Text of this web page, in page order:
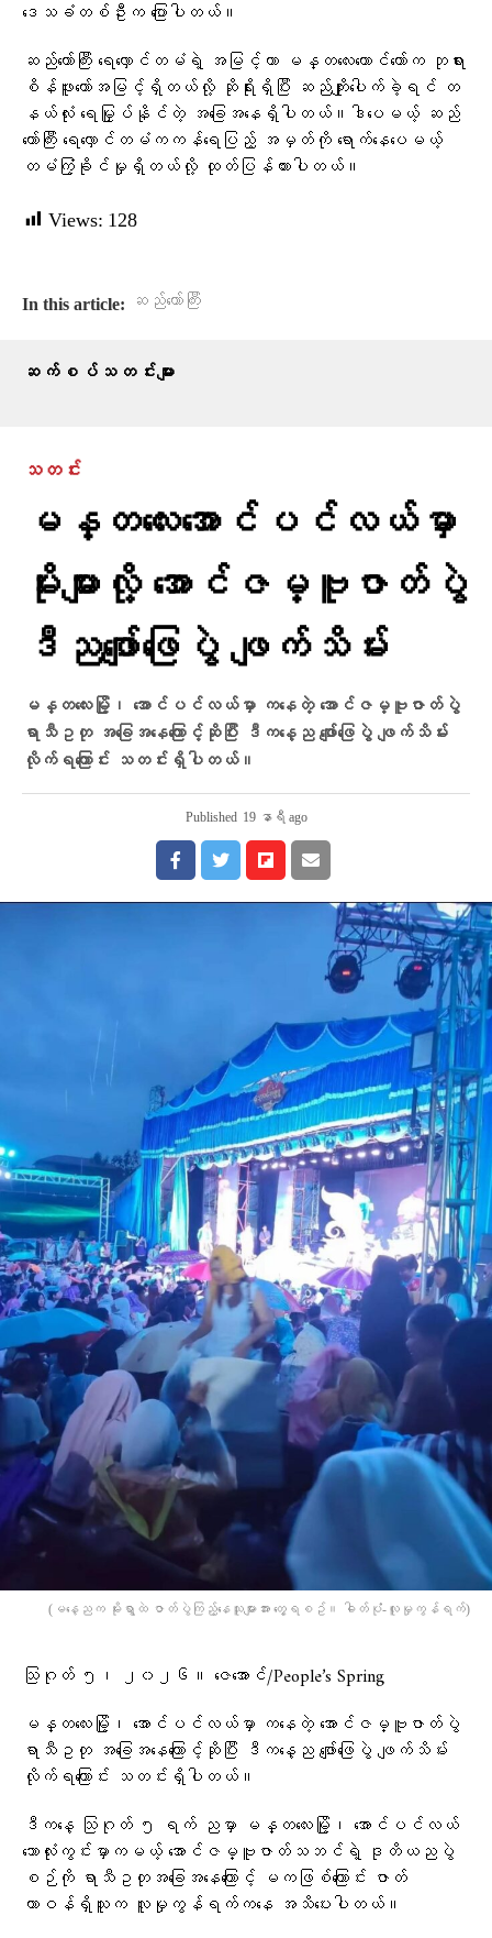
ဒေသခံတစ်ဦးက ပြောပါတယ်။
ဆည်တော်ကြီး ရေလှောင်တမံရဲ့ အမြင့်ဟာ မန္တလေးတောင်တော်က ဘုရား
စိန်ဖူးတော်အမြင့်ရှိတယ်လို့ ဆိုရိုးရှိပြီး ဆည်ကျိုးပေါက်ခဲ့ရင် တ
နယ်လုံး ရေမြှုပ်နိုင်တဲ့ အခြေအနေရှိပါတယ်။ဒါပေမယ့် ဆည်
တော်ကြီး ရေလှောင်တမံကကန်ရေပြည့် အမှတ်ကို ရောက်နေပေမယ့်
တမံကြံ့ခိုင်မှုရှိတယ်လို့ ထုတ်ပြန်ထားပါတယ်။
Views: 128
In this article: ဆည်တော်ကြီး
ဆက်စပ်သတင်းများ
သတင်း
မန္တလေးအောင်ပင်လယ်မှာ
မိုးများလို့ အောင်ဇမ္ဗူဇာတ်ပွဲ
ဒီညဖျော်ဖြေပွဲ ဖျက်သိမ်း
မန္တလေးမြို့၊ အောင်ပင်လယ်မှာ ကနေတဲ့ အောင်ဇမ္ဗူဇာတ်ပွဲ
ရာသီဥတု အခြေအနေကြောင့်ဆိုပြီး ဒီကနေ့ည ဖျော်ဖြေပွဲ ဖျက်သိမ်း
လိုက်ရကြောင်း သတင်းရှိပါတယ်။
Published 19 နာရီ ago
(မနေ့ညက မိုးရွာထဲ ဇာတ်ပွဲကြည့်နေသူများအား တွေ့ရစဥ်။ ဓါတ်ပုံံ-လူမှုကွန်ရက်)
သြဂုတ် ၅၊ ၂၀၂၆။ ဇေအောင်/People’s Spring
မန္တလေးမြို့၊ အောင်ပင်လယ်မှာ ကနေတဲ့ အောင်ဇမ္ဗူဇာတ်ပွဲ
ရာသီဥတု အခြေအနေကြောင့်ဆိုပြီး ဒီကနေ့ည ဖျော်ဖြေပွဲ ဖျက်သိမ်း
လိုက်ရကြောင်း သတင်းရှိပါတယ်။
ဒီကနေ့ သြဂုတ် ၅ ရက် ညမှာ မန္တလေးမြို့၊ အောင်ပင်လယ်
ဘောလုံးကွင်းမှာကမယ့် အောင်ဇမ္ဗူဇာတ်သဘင်ရဲ့ ဒုတိယညပွဲ
စဉ်ကို ရာသီဥတုအခြေအနေကြောင့် မကဖြစ်ကြောင်း ဇာတ်
တာဝန်ရှိသူက လူမှုကွန်ရက်ကနေ အသိပေးပါတယ်။